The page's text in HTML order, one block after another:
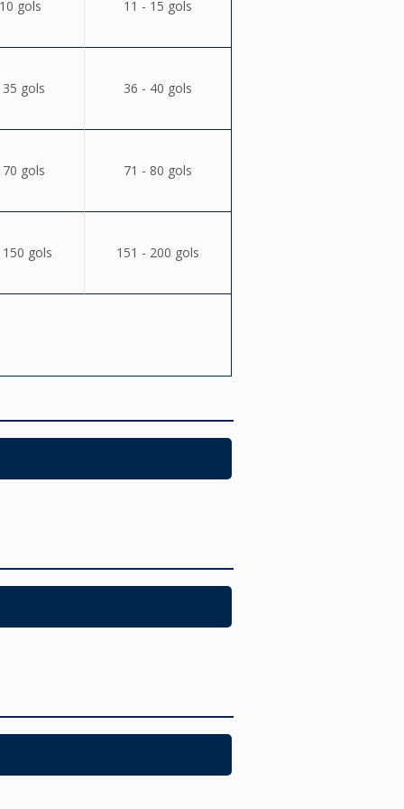
gols 11 - 15 gols
gols 36 - 40 gols
gols 71 - 80 gols
gols 151 - 200 gols